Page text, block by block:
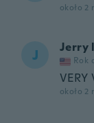
około 2
J Jerry
Rok
VERY
około 2